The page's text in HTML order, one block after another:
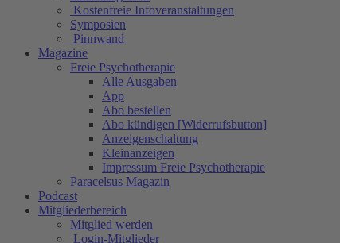
Kostenfreie Infoveranstaltungen
Symposien
Pinnwand
Magazine
Freie Psychotherapie
Alle Ausgaben
App
Abo bestellen
Abo kündigen [Widerrufsbutton]
Anzeigenschaltung
Kleinanzeigen
Impressum Freie Psychotherapie
Paracelsus Magazin
Podcast
Mitgliederbereich
Mitglied werden
Login-Mitglieder